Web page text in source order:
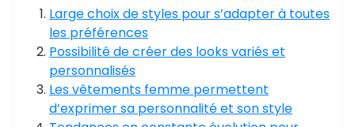
Large choix de styles pour s’adapter à toutes
les préférences
Possibilité de créer des looks variés et
personnalisés
Les vêtements femme permettent
d’exprimer sa personnalité et son style